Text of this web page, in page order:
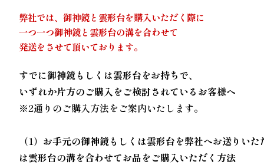
弊社では、御神鏡と雲形台を購入いただく際に
一つ一つ御神鏡と雲形台の溝を合わせて
発送をさせて頂いております。
すでに御神鏡もしくは雲形台をお持ちで、
いずれか片方のご購入をご検討されているお客様へ
※2通りのご購入方法をご案内いたします。
（1）お手元の御神鏡もしくは雲形台を弊社へお送りい
は雲形台の溝を合わせてお品をご購入いただく方法